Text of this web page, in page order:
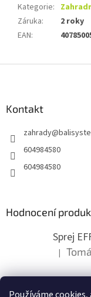
Kategorie:
Záruka:
2 roky
EAN:
Kontakt
zahrady@
604984580
604984580
Hodnocení
Sprej
|